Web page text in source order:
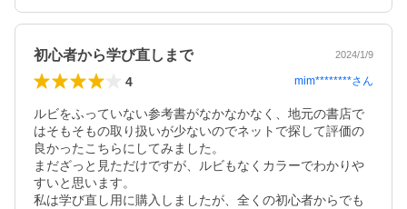
初心者から学び直しまで 2024/1/9
4 mim********さん
ルビをふっていない参考書がなかなかなく、地元の書店で
はそもそもの取り扱いが少ないのでネットで探して評価の
良かったこちらにしてみました。
まだざっと見ただけですが、ルビもなくカラーでわかりや
すいと思います。
私は学び直し用に購入しましたが、全くの初心者からでも